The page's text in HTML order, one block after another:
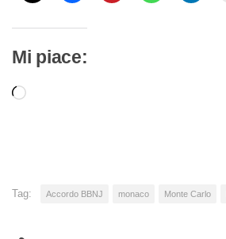
Mi piace:
Caricamento
Tag: Accordo BBNJ monaco Monte Carlo